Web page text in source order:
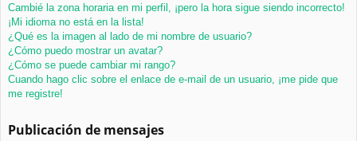
Cambié la zona horaria en mi perfil, ¡pero la hora sigue siendo incorrecto!
¡Mi idioma no está en la lista!
¿Qué es la imagen al lado de mi nombre de usuario?
¿Cómo puedo mostrar un avatar?
¿Cómo se puede cambiar mi rango?
Cuando hago clic sobre el enlace de e-mail de un usuario, ¡me pide que
me registre!
Publicación de mensajes